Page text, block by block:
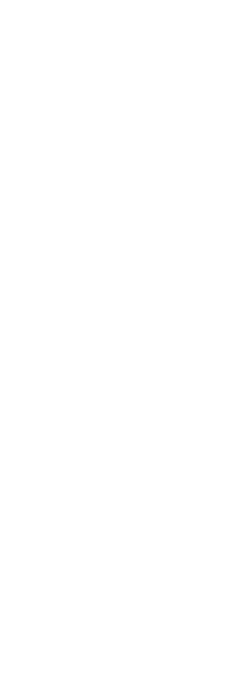
Le formateur évalue la
pratiques… Le participant complète également
Passage de l’entretien professionnel à
Échanges sur les pratiques
Préparation d’un entretien à partir d’un
3 - Conduire l’entretien et analyser les
Conduite des différentes
4 - Construire et formaliser le parcours
Leviers de développement (formation,
Construction d’un plan d’évolution